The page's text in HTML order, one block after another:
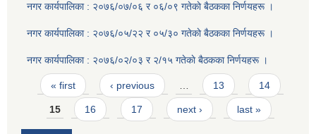
नगर कार्यपालिका : २०७६/०७/०६ र ०६/०९ गतेकाे बैठकका निर्णयहरू ।
नगर कार्यपालिका : २०७६/०५/२२ र ०५/३० गतेकाे बैठकका निर्णयहरू ।
नगर कार्यपालिका : २०७६/०२/०३ र २/१५ गतेकाे बैठकका निर्णयहरू ।
Pages
« first ‹ previous … 13 14
15 16 17 next › last »